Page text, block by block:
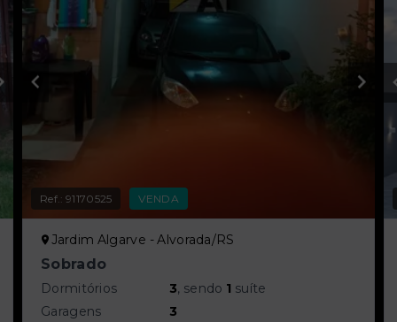
Ref.:91170525 VENDA
Jardim Algarve - Alvorada/RS
Sobrado
Dormitórios 3, sendo 1 suíte
Garagens
3